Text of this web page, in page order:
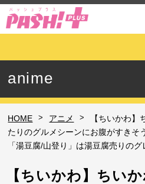
anime
HOME > アニメ >
【ちいかわ
たりのグルメシーンにお腹がすき
「湯豆腐/山登り」は湯豆腐売りの
【ちいかわ】ちい